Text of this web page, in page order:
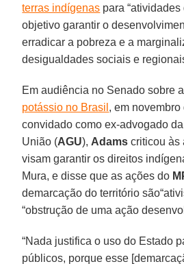
terras indígenas para
objetivo garantir o
erradicar a pobreza e a
desigualdades sociais e
Em audiência no Senado sobre
potássio no Brasil , em
convidado como ex-advogado
União (AGU), Adams criticou às
visam garantir os direitos
Mura, e disse que as ações do
demarcação do território
“obstrução de uma ação
“Nada justifica o uso do Estado
públicos, porque esse